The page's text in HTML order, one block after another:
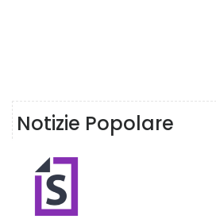
Notizie Popolare